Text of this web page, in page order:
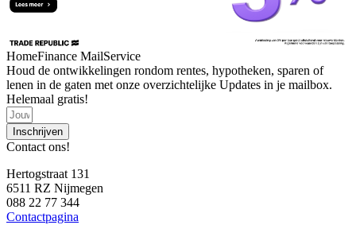
HomeFinance MailService
Houd de ontwikkelingen rondom rentes, hypotheken, sparen of
lenen in de gaten met onze overzichtelijke Updates in je mailbox.
Helemaal gratis!
Inschrijven
Contact ons!
Hertogstraat 131
6511 RZ Nijmegen
088 22 77 344
Contactpagina